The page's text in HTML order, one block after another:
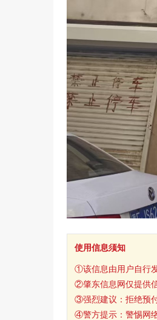
使用信息须知
①该信息由用户自行
②肇东信息网仅提供
③强烈建议：拒绝预
④警方提示：警惕网